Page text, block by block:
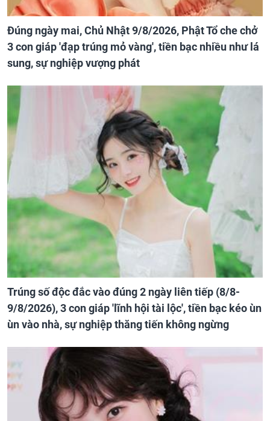
Đúng ngày mai, Chủ Nhật 9/8/2026, Phật Tổ che chở
3 con giáp 'đạp trúng mỏ vàng', tiền bạc nhiều như lá
sung, sự nghiệp vượng phát
Trúng số độc đắc vào đúng 2 ngày liên tiếp (8/8-
9/8/2026), 3 con giáp 'lĩnh hội tài lộc', tiền bạc kéo ùn
ùn vào nhà, sự nghiệp thăng tiến không ngừng